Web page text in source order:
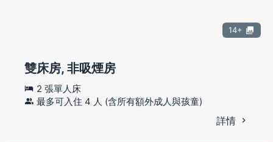
14+
雙床房, 非吸煙房
2 張單人床
最多可入住 4 人 (含所有額外成人與孩童)
詳情